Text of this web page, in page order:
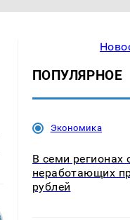
ПОПУЛЯРНОЕ
Экономика
В семи регионах
неработающих
рублей